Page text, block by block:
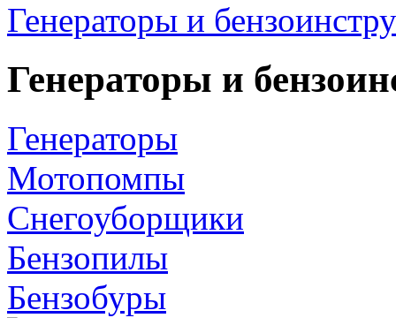
Генераторы и
Генераторы и
Генераторы
Мотопомпы
Снегоуборщики
Бензопилы
Бензобуры